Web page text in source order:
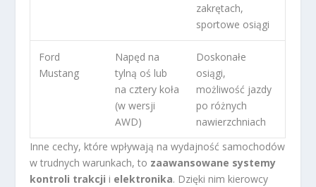
zakrętach,
sportowe osiągi
Ford
Mustang
Napęd na
tylną oś lub
na cztery koła
(w wersji
AWD)
Doskonałe
osiągi,
możliwość jazdy
po różnych
nawierzchniach
Inne cechy, które wpływają na wydajność samochodów
w trudnych warunkach, to zaawansowane systemy
kontroli trakcji i elektronika. Dzięki nim kierowcy